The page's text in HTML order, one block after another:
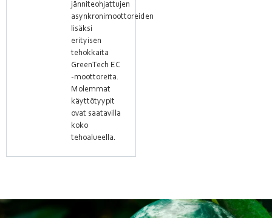
jänniteohjattujen
asynkronimoottoreiden
lisäksi
erityisen
tehokkaita
GreenTech EC
-moottoreita.
Molemmat
käyttötyypit
ovat saatavilla
koko
tehoalueella.